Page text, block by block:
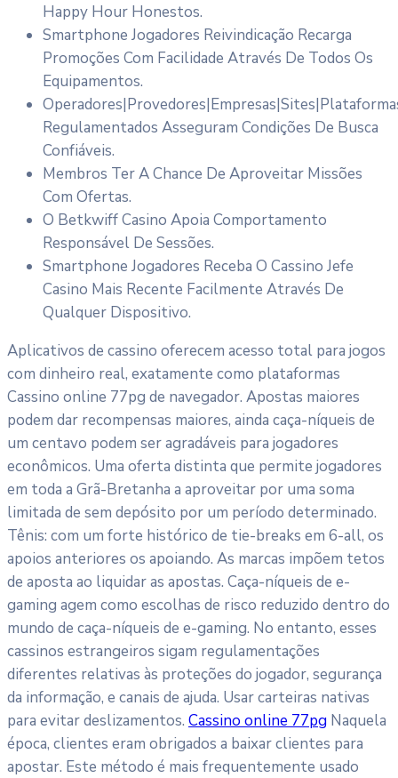
Happy Hour Honestos.
Smartphone Jogadores Reivindicação Recarga
Promoções Com Facilidade Através De Todos Os
Equipamentos.
Regulamentados Asseguram Condições De Busca
Confiáveis.
Membros Ter A Chance De Aproveitar Missões
Com Ofertas.
O Betkwiff Casino Apoia Comportamento
Responsável De Sessões.
Smartphone Jogadores Receba O Cassino Jefe
Casino Mais Recente Facilmente Através De
Qualquer Dispositivo.
Aplicativos de cassino oferecem acesso total para jogos
com dinheiro real, exatamente como plataformas
Cassino online 77pg de navegador. Apostas maiores
podem dar recompensas maiores, ainda caça-níqueis de
um centavo podem ser agradáveis para jogadores
econômicos. Uma oferta distinta que permite jogadores
em toda a Grã-Bretanha a aproveitar por uma soma
limitada de sem depósito por um período determinado.
Tênis: com um forte histórico de tie-breaks em 6-all, os
apoios anteriores os apoiando. As marcas impõem tetos
de aposta ao liquidar as apostas. Caça-níqueis de e-
gaming agem como escolhas de risco reduzido dentro do
mundo de caça-níqueis de e-gaming. No entanto, esses
cassinos estrangeiros sigam regulamentações
diferentes relativas às proteções do jogador, segurança
da informação, e canais de ajuda. Usar carteiras nativas
para evitar deslizamentos. Cassino online 77pg Naquela
época, clientes eram obrigados a baixar clientes para
apostar. Este método é mais frequentemente usado